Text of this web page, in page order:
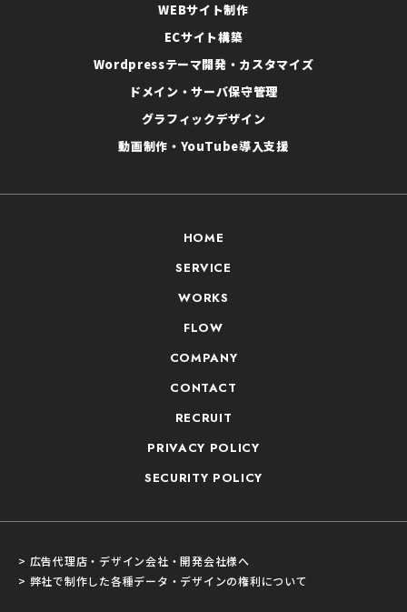
WEBサイト制作
ECサイト構築
Wordpressテーマ開発・カスタマイズ
ドメイン・サーバ保守管理
グラフィックデザイン
動画制作・YouTube導入支援
HOME
SERVICE
WORKS
FLOW
COMPANY
CONTACT
RECRUIT
PRIVACY POLICY
SECURITY POLICY
> 広告代理店・デザイン会社・開発会社様へ
> 弊社で制作した各種データ・デザインの権利について